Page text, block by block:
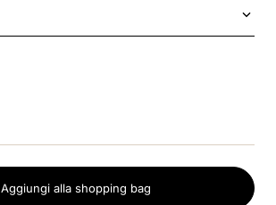
Aggiungi alla shopping bag